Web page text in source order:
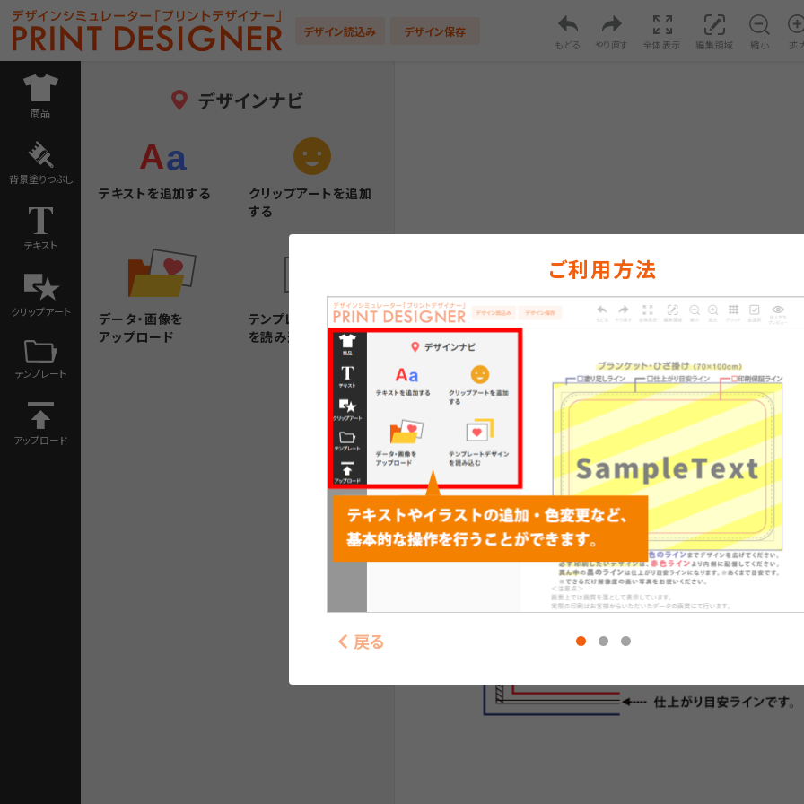
デザイン読込み デザイン保存
もどる やり直す 全体表示 編集領域 縮小 拡
商品
背景塗りつぶし
テキスト
クリップアート
テンプレート
アップロード
デザインナビ
テキストを追加する
クリップアートを追加
する
データ・画像を
アップロード
テンプレートデザイン
を読み込む
ご利用方法
戻る